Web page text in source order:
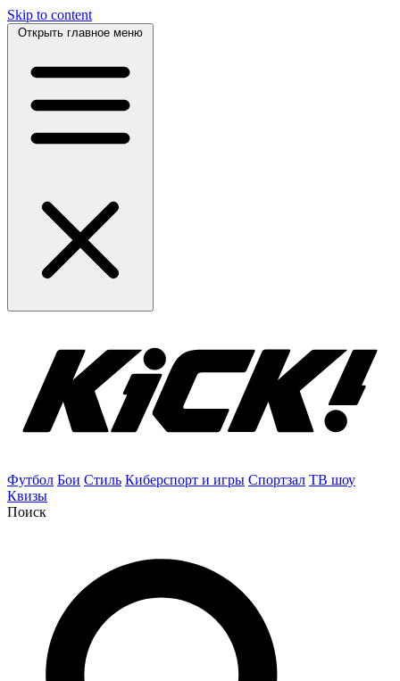
Skip to content
Открыть главное меню
Футбол Бои Стиль Киберспорт и игры Спортзал ТВ шоу
Квизы
Поиск